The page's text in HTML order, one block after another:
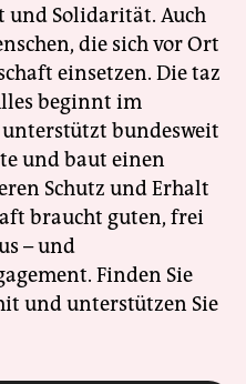
und Solidarität. Auch
die sich vor Ort
einsetzen. Die taz
beginnt im
bundesweit
und baut einen
Schutz und Erhalt
braucht guten, frei
– und
Finden Sie
und unterstützen Sie